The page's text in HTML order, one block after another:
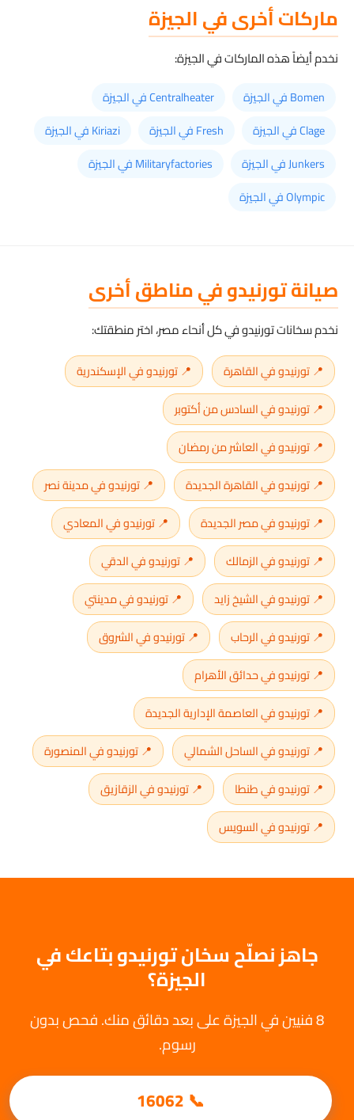
ماركات أخرى في الجيزة
نخدم أيضاً هذه الماركات في الجيزة:
Bomen في الجيزة
Centralheater في الجيزة
Clage في الجيزة
Fresh في الجيزة
Kiriazi في الجيزة
Junkers في الجيزة
Militaryfactories في الجيزة
Olympic في الجيزة
صيانة تورنيدو في مناطق أخرى
نخدم سخانات تورنيدو في كل أنحاء مصر، اختر منطقتك:
📍 تورنيدو في القاهرة
📍 تورنيدو في الإسكندرية
📍 تورنيدو في السادس من أكتوبر
📍 تورنيدو في العاشر من رمضان
📍 تورنيدو في القاهرة الجديدة
📍 تورنيدو في مدينة نصر
📍 تورنيدو في مصر الجديدة
📍 تورنيدو في المعادي
📍 تورنيدو في الزمالك
📍 تورنيدو في الدقي
📍 تورنيدو في الشيخ زايد
📍 تورنيدو في مدينتي
📍 تورنيدو في الرحاب
📍 تورنيدو في الشروق
📍 تورنيدو في حدائق الأهرام
📍 تورنيدو في العاصمة الإدارية الجديدة
📍 تورنيدو في الساحل الشمالي
📍 تورنيدو في المنصورة
📍 تورنيدو في طنطا
📍 تورنيدو في الزقازيق
📍 تورنيدو في السويس
جاهز نصلّح سخان تورنيدو بتاعك في
الجيزة؟
8 فنيين في الجيزة على بعد دقائق منك. فحص بدون
رسوم.
📞 16062